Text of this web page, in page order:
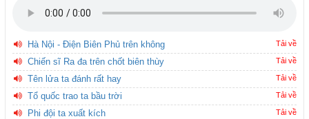
Hà Nội - Điện Biên Phủ trên không Tải về
Chiến sĩ Ra đa trên chốt biên thùy Tải về
Tên lửa ta đánh rất hay Tải về
Tổ quốc trao ta bầu trời Tải về
Phi đội ta xuất kích Tải về